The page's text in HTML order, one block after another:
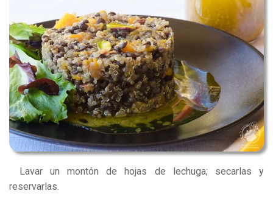
Lavar un montón de hojas de lechuga; secarlas y
reservarlas.